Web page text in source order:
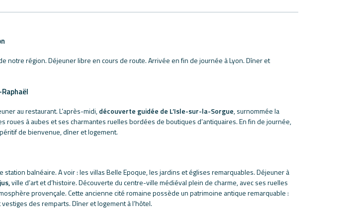
notre région. Déjeuner libre en cours de route. Arrivée en fin de journée à Lyon. Dîner et
au restaurant. L’après-midi,découverte guidée de L’Isle-sur-la-Sorgue, surnommée la
roues à aubes et ses charmantes ruelles bordées de boutiques d’antiquaires. En fin de journée,
de bienvenue, dîner et logement.
station balnéaire. A voir : les villas Belle Epoque, les jardins et églises remarquables. Déjeuner à
ville d’art et d’histoire. Découverte du centre-ville médiéval plein de charme, avec ses ruelles
provençale. Cette ancienne cité romaine possède un patrimoine antique remarquable :
des remparts. Dîner et logement à l’hôtel.